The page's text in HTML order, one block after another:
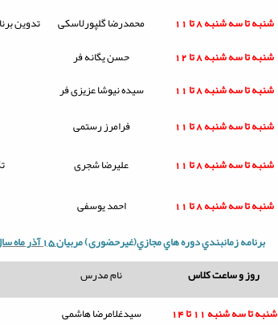
شنبه تاسه شنبه8 تا 11 محمدرضا گلپورلاسکی تدوین
شنبه تاسه شنبه8 تا 12 حسن یگانه فر
شنبه تاسه شنبه8 تا 11 سیده نیوشا عزیزی فر
شنبه تاسه شنبه8 تا 11 فرامرز رستمی
شنبه تاسه شنبه8 تا 11 علیرضا شجری
شنبه تاسه شنبه8 تا 11 احمد یوسفی
برنامه زمانبندي دوره هاي مجازي(غیرحضوری) مربيان15 آذر ماه سال 1404
روز و ساعت کلاس نام مدرس
شنبه تاسه شنبه11 تا 14 سیدغلامرضا هاشمی